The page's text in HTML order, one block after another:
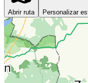
Abrir ruta Personalizar